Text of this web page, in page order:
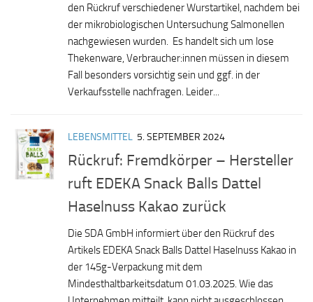
den Rückruf verschiedener Wurstartikel, nachdem bei
der mikrobiologischen Untersuchung Salmonellen
nachgewiesen wurden. Es handelt sich um lose
Thekenware, Verbraucher:innen müssen in diesem
Fall besonders vorsichtig sein und ggf. in der
Verkaufsstelle nachfragen. Leider...
LEBENSMITTEL 5. SEPTEMBER 2024
Rückruf: Fremdkörper – Hersteller
ruft EDEKA Snack Balls Dattel
Haselnuss Kakao zurück
Die SDA GmbH informiert über den Rückruf des
Artikels EDEKA Snack Balls Dattel Haselnuss Kakao in
der 145g-Verpackung mit dem
Mindesthaltbarkeitsdatum 01.03.2025. Wie das